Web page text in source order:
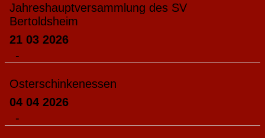
Jahreshauptversammlung des SV
Bertoldsheim
21 03 2026
-
Osterschinkenessen
04 04 2026
-